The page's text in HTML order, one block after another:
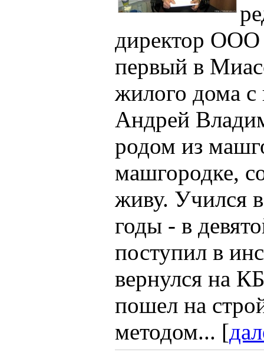
директор ООО
первый в
жилого дома с
Андрей
родом из
машгородке,
живу. Учился
годы - в
поступил в
вернулся на
пошел на
методом... [